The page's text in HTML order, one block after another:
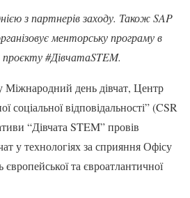
з партнерів заходу. Також SAP
менторську програму в
#ДівчатаSTEM.
Міжнародний день дівчат, Центр
соціальної відповідальності” (CSR
“Дівчата STEM” провів
у технологіях за сприяння Офісу
та євроатлантичної